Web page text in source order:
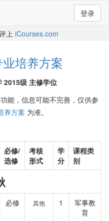
登录
上 iCourses.com
培养方案
2015级 主修学位
能，信息可能不完善，仅供参
养方案 为准。
必修/
选修
考核
形式
学
分
课程类
别
必修 其他 1
军事教
育